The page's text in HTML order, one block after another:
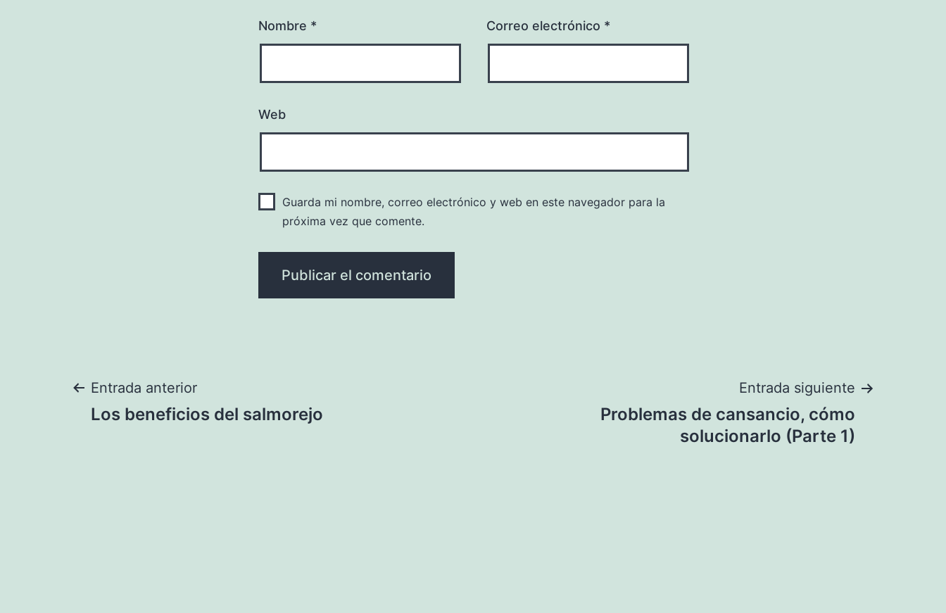
Nombre * Correo electrónico *
Web
Guarda mi nombre, correo electrónico y web en este navegador para la
próxima vez que comente.
Navegación
Entrada anterior
Los beneficios del salmorejo
Entrada siguiente
Problemas de cansancio, cómo
solucionarlo (Parte 1)